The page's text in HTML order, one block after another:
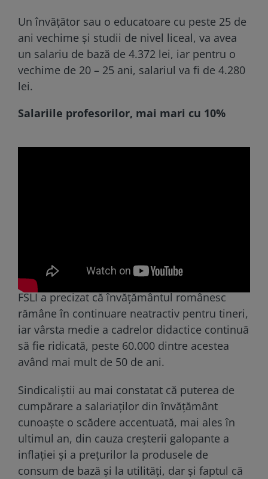
Un învăţător sau o educatoare cu peste 25 de
ani vechime şi studii de nivel liceal, va avea
un salariu de bază de 4.372 lei, iar pentru o
vechime de 20 – 25 ani, salariul va fi de 4.280
lei.
Salariile profesorilor, mai mari cu 10%
FSLI a precizat că învăţământul românesc
rămâne în continuare neatractiv pentru tineri,
iar vârsta medie a cadrelor didactice continuă
să fie ridicată, peste 60.000 dintre acestea
având mai mult de 50 de ani.
Sindicaliştii au mai constatat că puterea de
cumpărare a salariaţilor din învăţământ
cunoaşte o scădere accentuată, mai ales în
ultimul an, din cauza creşterii galopante a
inflaţiei şi a preţurilor la produsele de
consum de bază şi la utilităţi, dar şi faptul că